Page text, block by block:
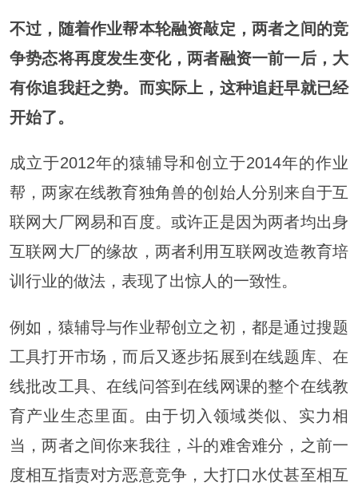
不过，随着作业帮本轮融资敲定，两者之间的竞
争势态将再度发生变化，两者融资一前一后，大
有你追我赶之势。而实际上，这种追赶早就已经
开始了。
成立于2012年的猿辅导和创立于2014年的作业
帮，两家在线教育独角兽的创始人分别来自于互
联网大厂网易和百度。或许正是因为两者均出身
互联网大厂的缘故，两者利用互联网改造教育培
训行业的做法，表现了出惊人的一致性。
例如，猿辅导与作业帮创立之初，都是通过搜题
工具打开市场，而后又逐步拓展到在线题库、在
线批改工具、在线问答到在线网课的整个在线教
育产业生态里面。由于切入领域类似、实力相
当，两者之间你来我往，斗的难舍难分，之前一
度相互指责对方恶意竞争，大打口水仗甚至相互